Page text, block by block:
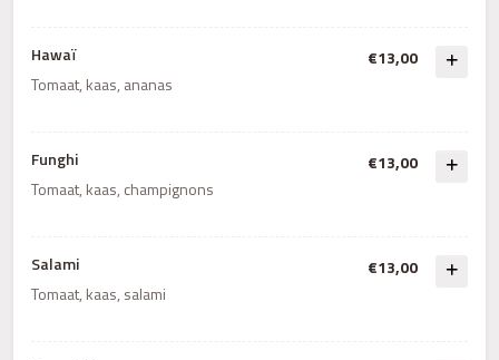
Hawaï
Tomaat, kaas, ananas
€13,00
Funghi
Tomaat, kaas, champignons
€13,00
Salami
Tomaat, kaas, salami
€13,00